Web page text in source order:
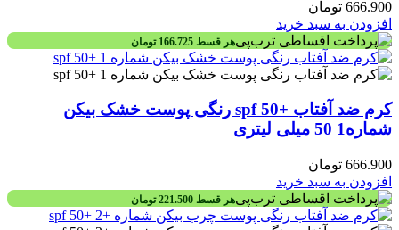
666.900 تومان
افزودن به سبد خرید
هر قسط 166.725 تومان
کرم ضد آفتاب +spf 50 رنگی پوست خشک بیکن
شماره1 50 میلی لیتری
666.900 تومان
افزودن به سبد خرید
هر قسط 221.500 تومان